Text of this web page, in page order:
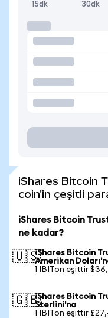
15dk 30dk
iShares Bitcoin
coin'in çeşitli
iShares Bitcoin
ne kadar?
🇺🇸iShares Bitcoin
Amerikan
1 IBITon eşittir
🇬🇧iShares Bitcoin
Sterlini'na
1 IBITon eşittir